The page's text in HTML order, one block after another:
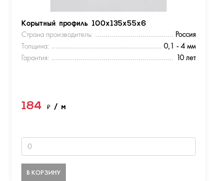
Корытный профиль 100х135х55х6
Страна производитель:
Россия
Толщина:
0,1 - 4 мм
Гарантия:
10 лет
184 ₽ / м
В КОРЗИНУ